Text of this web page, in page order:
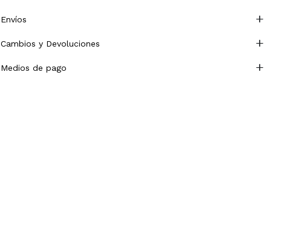
Envíos
Cambios y Devoluciones
Medios de pago